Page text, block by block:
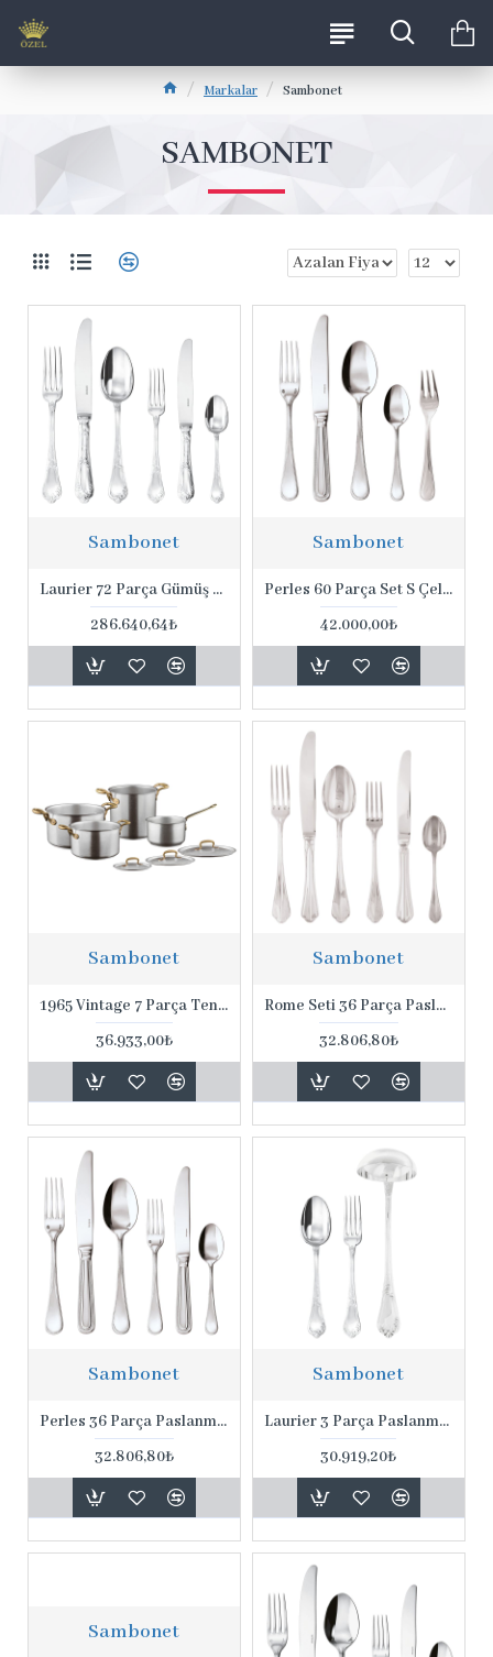
Markalar Sambonet
SAMBONET
Sambonet
Laurier 72 Parça Gümüş Kaplama Set
286.640,64₺
Sambonet
Perles 60 Parça Set S Çelik
42.000,00₺
Sambonet
1965 Vintage 7 Parça Tencere Seti
36.933,00₺
Sambonet
Rome Seti 36 Parça Paslanmaz Çelik Set
32.806,80₺
Sambonet
Perles 36 Parça Paslanmaz Çelik Set
32.806,80₺
Sambonet
Laurier 3 Parça Paslanmaz Çelik Servis Seti
30.919,20₺
Sambonet